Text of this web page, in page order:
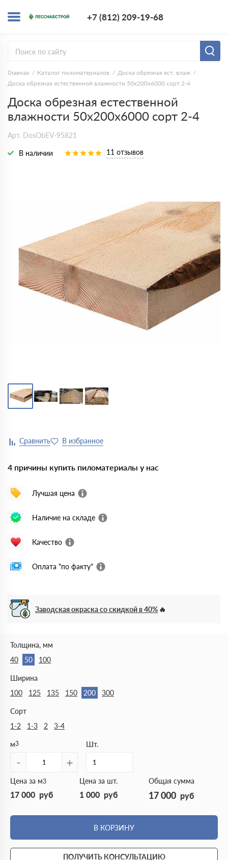
+7 (812) 209-19-68
Главная Каталог пиломатериалов
Доска обрезная ест. влаж
Доска обрезная естественной влажности 50х200х6000 сорт 2-4
Доска обрезная естественной
влажности 50х200х6000 сорт 2-4
Арт. DosObEV-95821
В наличии 11 отзывов
4 причины купить пиломатериалы у нас
Лучшая цена
Наличие на складе
Качество
Оплата "по факту"
Заводская окраска со скидкой в 40%
Толщина, мм
40
50 100
Ширина
100
125 135 150 200 300
Сорт
1-2
1-3 2 3-4
м3
- +
Шт.
Цена за м3
17 000 руб
Цена за шт.
1 000 руб
Общая сумма
17 000 руб
В КОРЗИНУ
ПОЛУЧИТЬ КОНСУЛЬТАЦИЮ